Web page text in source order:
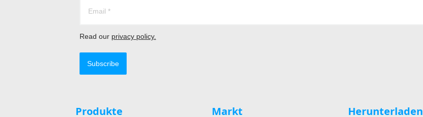
Read our privacy policy.
Subscribe
Produkte Markt Herunterladen